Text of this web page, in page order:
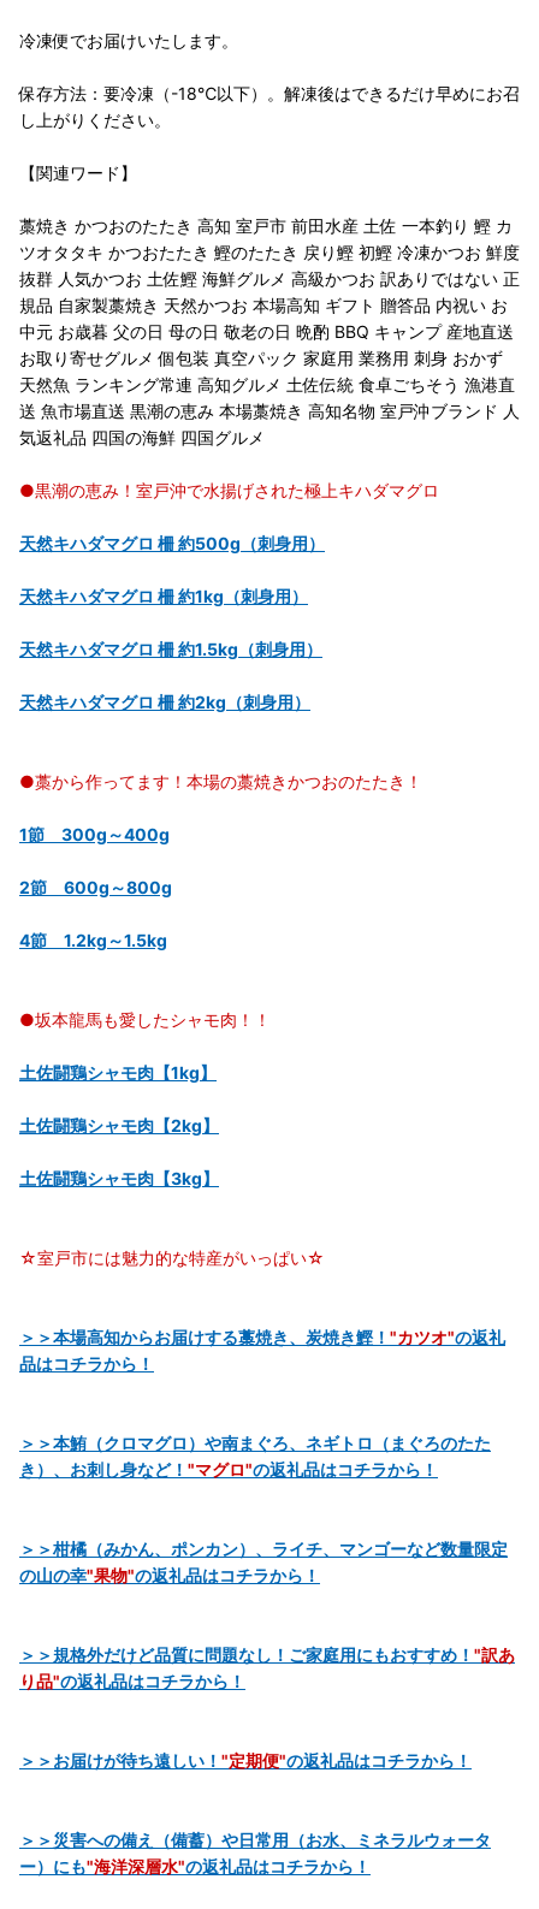
冷凍便でお届けいたします。
保存方法：要冷凍（-18℃以下）。解凍後はできるだけ早めにお召
し上がりください。
【関連ワード】
藁焼き かつおのたたき 高知 室戸市 前田水産 土佐 一本釣り 鰹 カ
ツオタタキ かつおたたき 鰹のたたき 戻り鰹 初鰹 冷凍かつお 鮮度
抜群 人気かつお 土佐鰹 海鮮グルメ 高級かつお 訳ありではない 正
規品 自家製藁焼き 天然かつお 本場高知 ギフト 贈答品 内祝い お
中元 お歳暮 父の日 母の日 敬老の日 晩酌 BBQ キャンプ 産地直送
お取り寄せグルメ 個包装 真空パック 家庭用 業務用 刺身 おかず
天然魚 ランキング常連 高知グルメ 土佐伝統 食卓ごちそう 漁港直
送 魚市場直送 黒潮の恵み 本場藁焼き 高知名物 室戸沖ブランド 人
気返礼品 四国の海鮮 四国グルメ
●黒潮の恵み！室戸沖で水揚げされた極上キハダマグロ
天然キハダマグロ 柵 約500g（刺身用）
天然キハダマグロ 柵 約1kg（刺身用）
天然キハダマグロ 柵 約1.5kg（刺身用）
天然キハダマグロ 柵 約2kg（刺身用）
●藁から作ってます！本場の藁焼きかつおのたたき！
1節 300g～400g
2節 600g～800g
4節 1.2kg～1.5kg
●坂本龍馬も愛したシャモ肉！！
土佐闘鶏シャモ肉【1kg】
土佐闘鶏シャモ肉【2kg】
土佐闘鶏シャモ肉【3kg】
☆室戸市には魅力的な特産がいっぱい☆
＞＞本場高知からお届けする藁焼き、炭焼き鰹！ "カツオ"の返礼
品はコチラから！
＞＞本鮪（クロマグロ）や南まぐろ、ネギトロ（まぐろのたた
き）、お刺し身など！ "マグロ"の返礼品はコチラから！
＞＞柑橘（みかん、ポンカン）、ライチ、マンゴーなど数量限定
の山の幸"果物"の返礼品はコチラから！
＞＞規格外だけど品質に問題なし！ご家庭用にもおすすめ！ "訳あ
り品"の返礼品はコチラから！
＞＞お届けが待ち遠しい！ "定期便"の返礼品はコチラから！
＞＞災害への備え（備蓄）や日常用（お水、ミネラルウォータ
ー）にも"海洋深層水"の返礼品はコチラから！